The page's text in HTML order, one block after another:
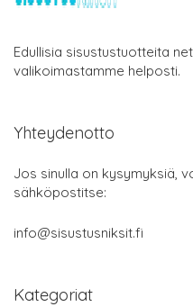
Edullisia sisustustuotteita
valikoimastamme helposti.
Yhteydenotto
Jos sinulla on kysymyksiä,
sähköpostitse:
info@sisustusniksit.fi
Kategoriat